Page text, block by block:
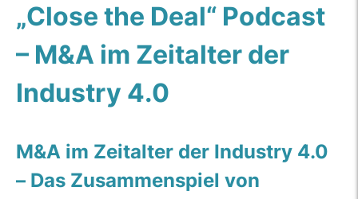
„Close the Deal“ Podcast
– M&A im Zeitalter der
Industry 4.0
M&A im Zeitalter der Industry 4.0
– Das Zusammenspiel von